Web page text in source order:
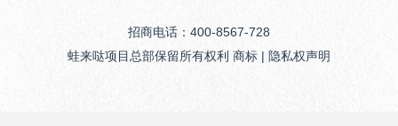
招商电话：400-8567-728
蛙来哒项目总部保留所有权利 商标 | 隐私权声明